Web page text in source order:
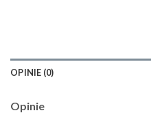
OPINIE (0)
Opinie